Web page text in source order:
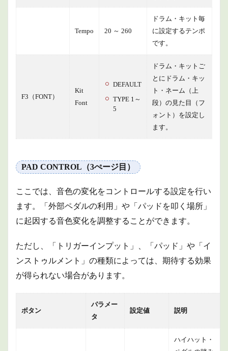
Tempo 20 ～ 260
ドラム・キット毎
に設定するテンポ
です。
F3（FONT）
Kit
Font
DEFAULT
TYPE 1～
5
ドラム・キットご
とにドラム・キッ
ト・ネーム（上
段）の見た目（フ
ォント）を設定し
ます。
PAD CONTROL（3ぺージ目）
ここでは、音色の変化をコントロールする設定を行い
ます。「外部ペダルの利用」や「パッドを叩く場所」
に起因する音色変化を調整することができます。
ただし、「トリガーインプット」、「パッド」や「イ
ンストゥルメント」の種類によっては、期待する効果
が得られない場合があります。
ボタン
パラメー
タ
設定値 説明
ハイハット・